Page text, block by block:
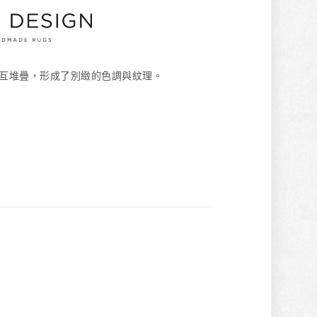
堆疊，形成了別緻的色調與紋理。